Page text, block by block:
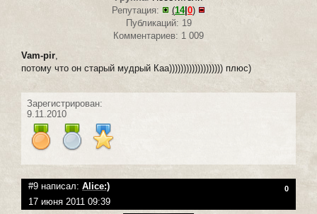
Репутация:
(14| 0)
Публикаций: 19
Комментариев: 1 009
Vam-pir,
потому что он старый мудрый Каа))))))))))))))))))) плюс)
Зарегистрирован:
9.11.2010
#9 написал: Alice:) 0
17 июня 2011 09:39